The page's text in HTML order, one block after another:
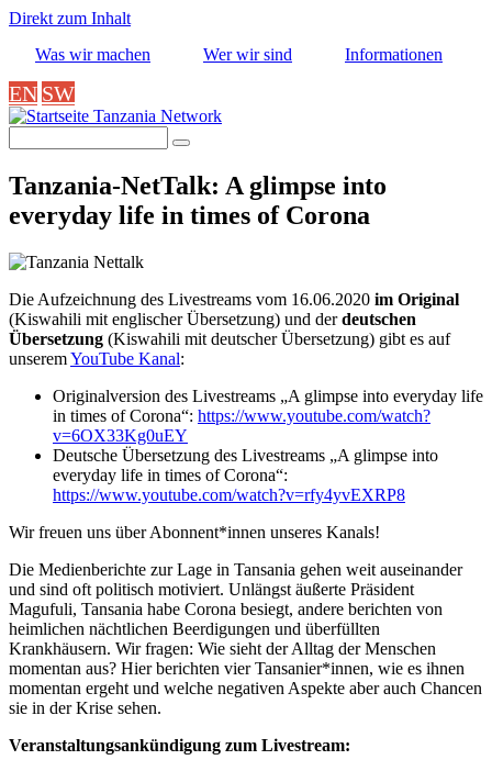
Direkt zum Inhalt
Was wir machen
Wer wir sind Informationen
EN SW
Tanzania Network
Tanzania-NetTalk: A glimpse into
everyday life in times of Corona
Die Aufzeichnung des Livestreams vom 16.06.2020 im Original
(Kiswahili mit englischer Übersetzung) und derdeutschen
Übersetzung (Kiswahili mit deutscher Übersetzung) gibt es auf
unseremYouTube Kanal:
Originalversion des Livestreams „A glimpse into everyday life
in times of Corona“: https://www.youtube.com/watch?
v=6OX33Kg0uEY
Deutsche Übersetzung des Livestreams „A glimpse into
everyday life in times of Corona“:
https://www.youtube.com/watch?v=rfy4yvEXRP8
Wir freuen uns über Abonnent*innen unseres Kanals!
Die Medienberichte zur Lage in Tansania gehen weit auseinander
und sind oft politisch motiviert. Unlängst äußerte Präsident
Magufuli, Tansania habe Corona besiegt, andere berichten von
heimlichen nächtlichen Beerdigungen und überfüllten
Krankhäusern. Wir fragen: Wie sieht der Alltag der Menschen
momentan aus? Hier berichten vier Tansanier*innen, wie es ihnen
momentan ergeht und welche negativen Aspekte aber auch Chancen
sie in der Krise sehen.
Veranstaltungsankündigung zum Livestream: